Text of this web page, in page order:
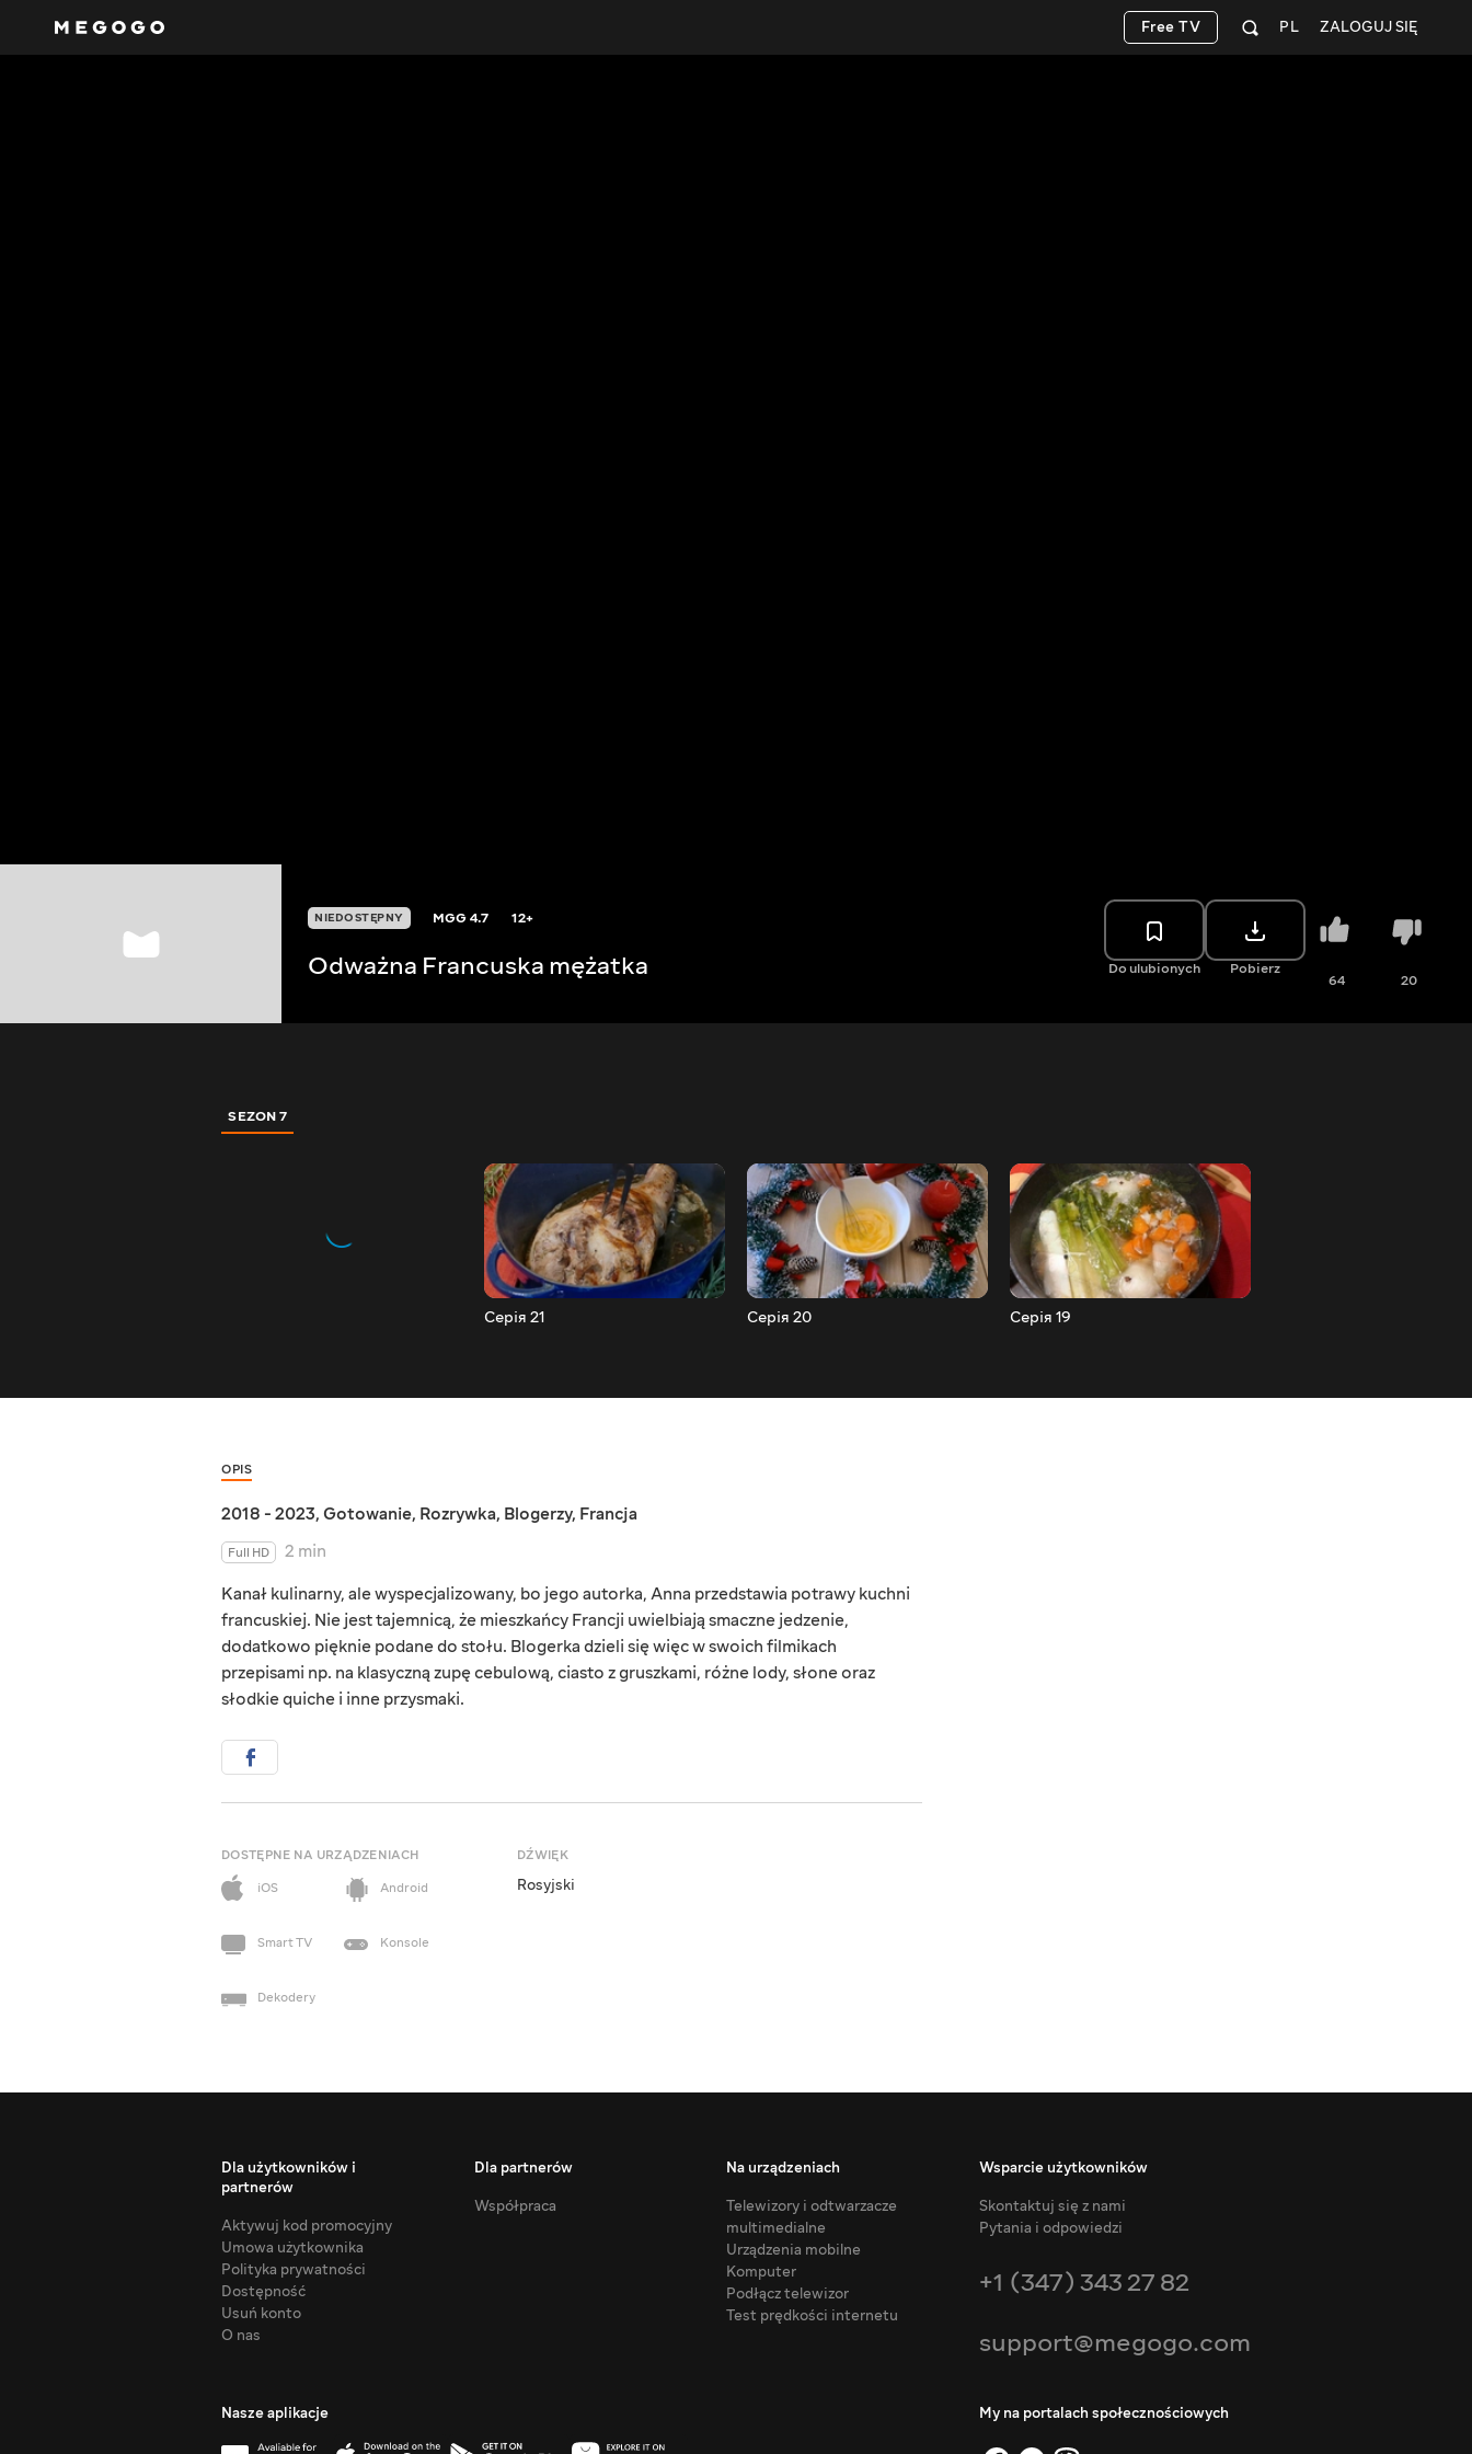
ZALOGUJ SIĘ
PL
Free TV
NIEDOSTĘPNY MGG4.7 12+
Odważna Francuska mężatka Do ulubionych Pobierz
64 20
SEZON 7
Серія 21 Серія 20 Серія 19
OPIS
2018 - 2023, Gotowanie, Rozrywka, Blogerzy, Francja
Full HD
2 min
Kanał kulinarny, ale wyspecjalizowany, bo jego autorka, Anna przedstawia potrawy kuchni
francuskiej. Nie jest tajemnicą, że mieszkańcy Francji uwielbiają smaczne jedzenie,
dodatkowo pięknie podane do stołu. Blogerka dzieli się więc w swoich filmikach
przepisami np. na klasyczną zupę cebulową, ciasto z gruszkami, różne lody, słone oraz
słodkie quiche i inne przysmaki.
DOSTĘPNE NA URZĄDZENIACH
iOS
Android
Smart TV Konsole
Dekodery
DŹWIĘK
Rosyjski
Dla użytkowników i
partnerów
Aktywuj kod promocyjny
Umowa użytkownika
Polityka prywatności
Dostępność
Usuń konto
O nas
Dla partnerów
Współpraca
Na urządzeniach
Telewizory i odtwarzacze
multimedialne
Urządzenia mobilne
Komputer
Podłącz telewizor
Test prędkości internetu
Wsparcie użytkowników
Skontaktuj się z nami
Pytania i odpowiedzi
+1 (347) 343 27 82
support@megogo.com
Nasze aplikacje My na portalach społecznościowych